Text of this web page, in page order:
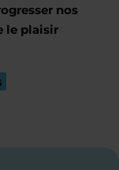
nos
le plaisir